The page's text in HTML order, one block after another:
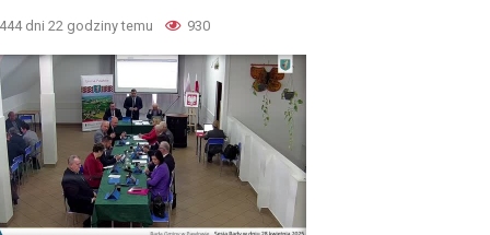
444 dni 22 godziny temu 930